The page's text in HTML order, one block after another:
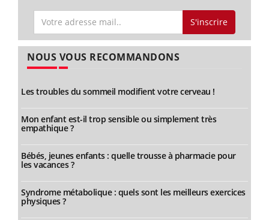
S'inscrire
NOUS VOUS RECOMMANDONS
Les troubles du sommeil modifient votre cerveau !
Mon enfant est-il trop sensible ou simplement très
empathique ?
Bébés, jeunes enfants : quelle trousse à pharmacie pour
les vacances ?
Syndrome métabolique : quels sont les meilleurs exercices
physiques ?